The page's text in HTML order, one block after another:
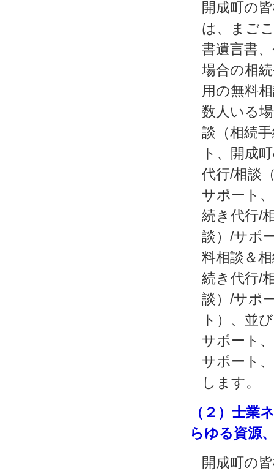
開成町の
は、まご
書遺言書
場合の相
用の無料
数人いる
談（相続
ト、開成
代行/相談
サポート
続き代行/
談）/サポ
料相談＆
続き代行/
談）/サポ
ト）、並
サポート
サポート
します。
（２）士業
らゆる資源
開成町の